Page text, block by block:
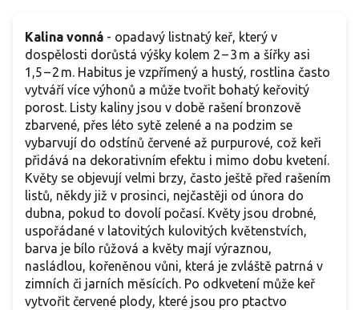
Kalina vonná - opadavý listnatý keř, který v
dospělosti dorůstá výšky kolem 2 – 3 m a šířky asi
1,5 – 2 m. Habitus je vzpřímený a hustý, rostlina často
vytváří více výhonů a může tvořit bohatý keřovitý
porost. Listy kaliny jsou v době rašení bronzově
zbarvené, přes léto sytě zelené a na podzim se
vybarvují do odstínů červené až purpurové, což keři
přidává na dekorativním efektu i mimo dobu kvetení.
Květy se objevují velmi brzy, často ještě před rašením
listů, někdy již v prosinci, nejčastěji od února do
dubna, pokud to dovolí počasí. Květy jsou drobné,
uspořádané v latovitých kulovitých květenstvích,
barva je bílo růžová a květy mají výraznou,
nasládlou, kořeněnou vůni, která je zvláště patrná v
zimních či jarních měsících. Po odkvetení může keř
vytvořit červené plody, které jsou pro ptactvo